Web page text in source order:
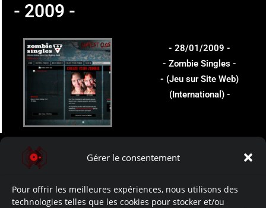
Gérer le consentement
Pour offrir les meilleures expériences, nous utilisons des
technologies telles que les cookies pour stocker et/ou
- 2009 -
- 28/01/2009 -
- Zombie Singles -
- (Jeu sur Site Web)
(International) -
Mentions légales